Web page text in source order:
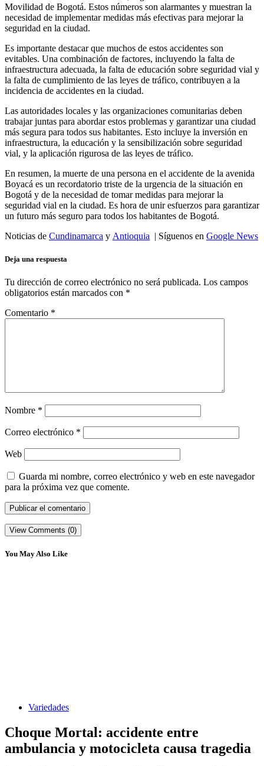
Movilidad de Bogotá. Estos números son alarmantes y muestran la
necesidad de implementar medidas más efectivas para mejorar la
seguridad en la ciudad.
Es importante destacar que muchos de estos accidentes son
evitables. Una combinación de factores, incluyendo la falta de
infraestructura adecuada, la falta de educación sobre seguridad vial y
la falta de cumplimiento de las leyes de tráfico, contribuyen a la
incidencia de accidentes en la ciudad.
Las autoridades locales y las organizaciones comunitarias deben
trabajar juntas para abordar estos problemas y garantizar una ciudad
más segura para todos sus habitantes. Esto incluye la inversión en
infraestructura, la educación y la sensibilización sobre seguridad
vial, y la aplicación rigurosa de las leyes de tráfico.
En resumen, la muerte de una persona en el accidente de la avenida
Boyacá es un recordatorio triste de la urgencia de la situación en
Bogotá y de la necesidad de tomar medidas para mejorar la
seguridad vial en la ciudad. Es hora de unir esfuerzos para garantizar
un futuro más seguro para todos los habitantes de Bogotá.
Noticias de Cundinamarca y Antioquia | Síguenos en Google News
Deja una respuesta
Tu dirección de correo electrónico no será publicada. Los campos
obligatorios están marcados con *
Comentario *
Nombre *
Correo electrónico *
Web
Guarda mi nombre, correo electrónico y web en este navegador
para la próxima vez que comente.
View Comments (0)
You May Also Like
Variedades
Choque Mortal: accidente entre
ambulancia y motocicleta causa tragedia